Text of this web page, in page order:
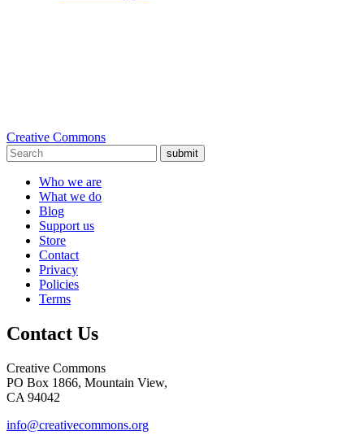
Creative Commons
submit
Who we are
What we do
Blog
Support us
Store
Contact
Privacy
Policies
Terms
Contact Us
Creative Commons
PO Box 1866, Mountain View,
CA 94042
info@creativecommons.org